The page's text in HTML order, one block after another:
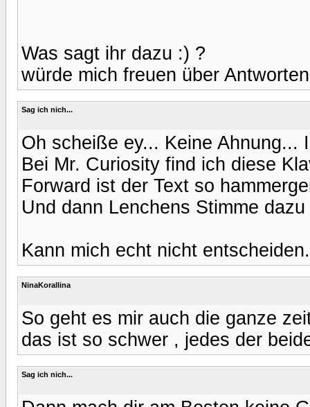
Was sagt ihr dazu :) ?
würde mich freuen über
Sag ich nich...
Oh scheiße ey... Keine Ahnung...
Bei Mr. Curiosity find ich diese
Forward ist der Text so
Und dann Lenchens Stimme
Kann mich echt nicht
NinaKorallina
So geht es mir auch die ganze
das ist so schwer , jedes der
Sag ich nich...